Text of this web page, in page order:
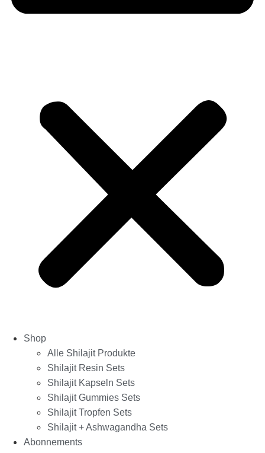
Shop
Alle Shilajit Produkte
Shilajit Resin Sets
Shilajit Kapseln Sets
Shilajit Gummies Sets
Shilajit Tropfen Sets
Shilajit + Ashwagandha Sets
Abonnements